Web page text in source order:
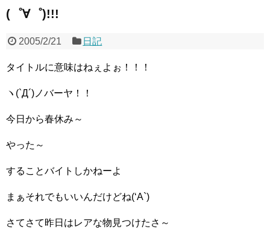
(゜∀゜)!!!
2005/2/21 日記
タイトルに意味はねぇよぉ！！！
ヽ(`Д´)ノバーヤ！！
今日から春休み～
やった～
することバイトしかねーよ
まぁそれでもいいんだけどね(‘A`)
さてさて昨日はレアな物見つけたさ～